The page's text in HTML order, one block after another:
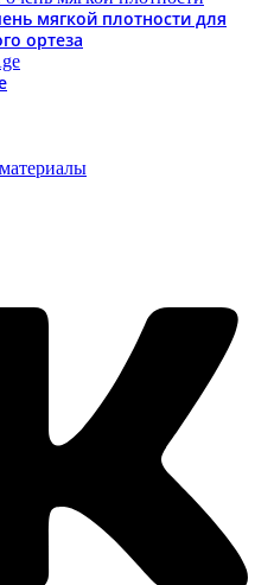
мягкой плотности для
ортеза